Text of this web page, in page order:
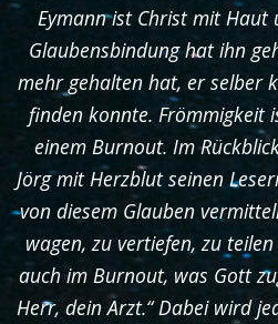
Eymann ist Christ mit Haut
Glaubensbindung hat ihn
mehr gehalten hat, er selber
finden konnte. Frömmigkeit
einem Burnout. Im
Jörg mit Herzblut seinen
von diesem Glauben
wagen, zu vertiefen, zu
auch im Burnout, was Gott
Herr, dein Arzt.“ Dabei wird